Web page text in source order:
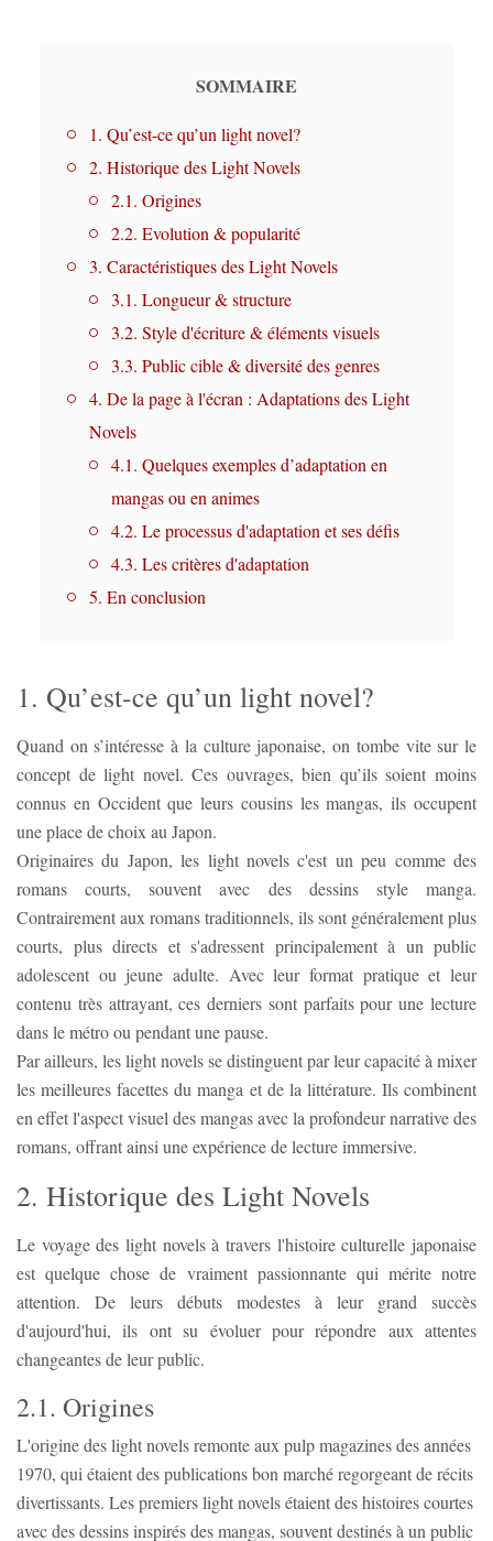
SOMMAIRE
1. Qu’est-ce qu’un light novel?
2. Historique des Light Novels
2.1. Origines
2.2. Evolution & popularité
3. Caractéristiques des Light Novels
3.1. Longueur & structure
3.2. Style d'écriture & éléments visuels
3.3. Public cible & diversité des genres
4. De la page à l'écran : Adaptations des Light
Novels
4.1. Quelques exemples d’adaptation en
mangas ou en animes
4.2. Le processus d'adaptation et ses défis
4.3. Les critères d'adaptation
5. En conclusion
1. Qu’est-ce qu’un light novel?
Quand on s’intéresse à la culture japonaise, on tombe vite sur le
concept de light novel. Ces ouvrages, bien qu’ils soient moins
connus en Occident que leurs cousins les mangas, ils occupent
une place de choix au Japon.
Originaires du Japon, les light novels c'est un peu comme des
romans courts, souvent avec des dessins style manga.
Contrairement aux romans traditionnels, ils sont généralement plus
courts, plus directs et s'adressent principalement à un public
adolescent ou jeune adulte. Avec leur format pratique et leur
contenu très attrayant, ces derniers sont parfaits pour une lecture
dans le métro ou pendant une pause.
Par ailleurs, les light novels se distinguent par leur capacité à mixer
les meilleures facettes du manga et de la littérature. Ils combinent
en effet l'aspect visuel des mangas avec la profondeur narrative des
romans, offrant ainsi une expérience de lecture immersive.
2. Historique des Light Novels
Le voyage des light novels à travers l'histoire culturelle japonaise
est quelque chose de vraiment passionnante qui mérite notre
attention. De leurs débuts modestes à leur grand succès
d'aujourd'hui, ils ont su évoluer pour répondre aux attentes
changeantes de leur public.
2.1. Origines
L'origine des light novels remonte aux pulp magazines des années
1970, qui étaient des publications bon marché regorgeant de récits
divertissants. Les premiers light novels étaient des histoires courtes
avec des dessins inspirés des mangas, souvent destinés à un public